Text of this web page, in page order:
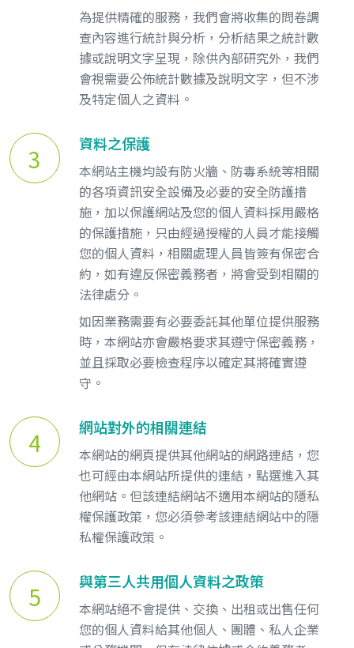
為提供精確的服務，我們會將收集的問卷調
查內容進行統計與分析，分析結果之統計數
據或說明文字呈現，除供內部研究外，我們
會視需要公佈統計數據及說明文字，但不涉
及特定個人之資料。
3 資料之保護
本網站主機均設有防火牆、防毒系統等相關
的各項資訊安全設備及必要的安全防護措
施，加以保護網站及您的個人資料採用嚴格
的保護措施，只由經過授權的人員才能接觸
您的個人資料，相關處理人員皆簽有保密合
約，如有違反保密義務者，將會受到相關的
法律處分。
如因業務需要有必要委託其他單位提供服務
時，本網站亦會嚴格要求其遵守保密義務，
並且採取必要檢查程序以確定其將確實遵
守。
4 網站對外的相關連結
本網站的網頁提供其他網站的網路連結，您
也可經由本網站所提供的連結，點選進入其
他網站。但該連結網站不適用本網站的隱私
權保護政策，您必須參考該連結網站中的隱
私權保護政策。
5 與第三人共用個人資料之政策
本網站絕不會提供、交換、出租或出售任何
您的個人資料給其他個人、團體、私人企業